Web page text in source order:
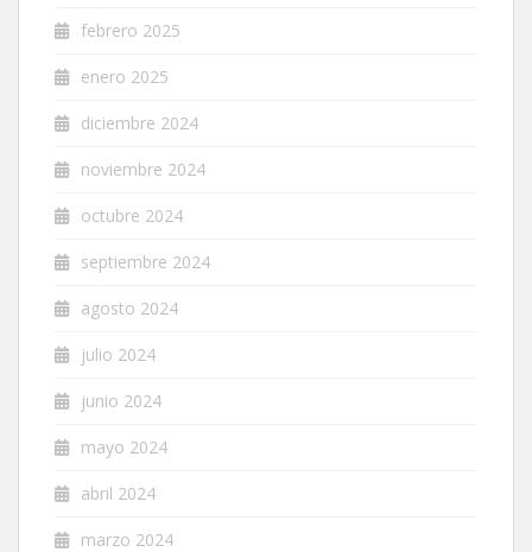
febrero 2025
enero 2025
diciembre 2024
noviembre 2024
octubre 2024
septiembre 2024
agosto 2024
julio 2024
junio 2024
mayo 2024
abril 2024
marzo 2024